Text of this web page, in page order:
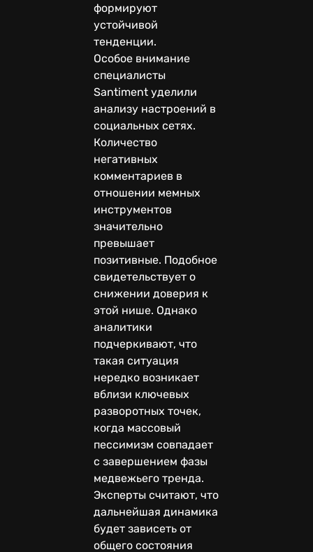
формируют
устойчивой
тенденции.
Особое внимание
специалисты
Santiment уделили
анализу настроений в
социальных сетях.
Количество
негативных
комментариев в
отношении мемных
инструментов
значительно
превышает
позитивные. Подобное
свидетельствует о
снижении доверия к
этой нише. Однако
аналитики
подчеркивают, что
такая ситуация
нередко возникает
вблизи ключевых
разворотных точек,
когда массовый
пессимизм совпадает
с завершением фазы
медвежьего тренда.
Эксперты считают, что
дальнейшая динамика
будет зависеть от
общего состояния